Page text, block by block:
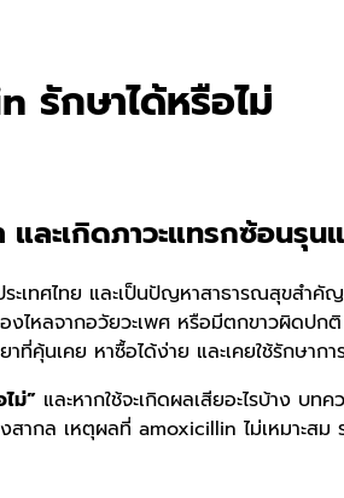
รักษาได้หรือไม่
ละเกิดภาวะแทรกซ้อนรุน
ะเทศไทย และเป็นปัญหาสาธารณสุขสำ
ไหลจากอวัยวะเพศ หรือมีตกขาวผิดปก
าที่คุ้นเคย หาซื้อได้ง่าย และเคยใช้รักษา
ม่” และหากใช้จะเกิดผลเสียอะไรบ้าง บ
ากล เหตุผลที่ amoxicillin ไม่เหมาะสม